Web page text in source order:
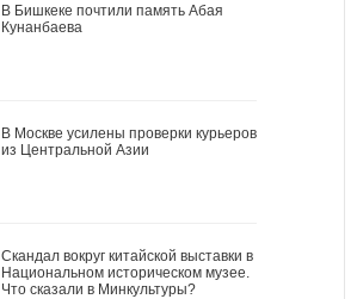
В Бишкеке почтили память Абая
Кунанбаева
В Москве усилены проверки курьеров
из Центральной Азии
Скандал вокруг китайской выставки в
Национальном историческом музее.
Что сказали в Минкультуры?